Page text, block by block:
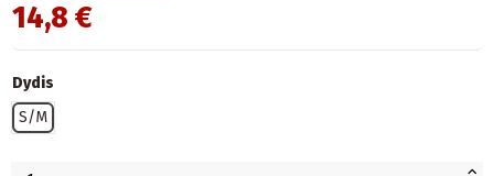
14,8 €
Dydis
S/M